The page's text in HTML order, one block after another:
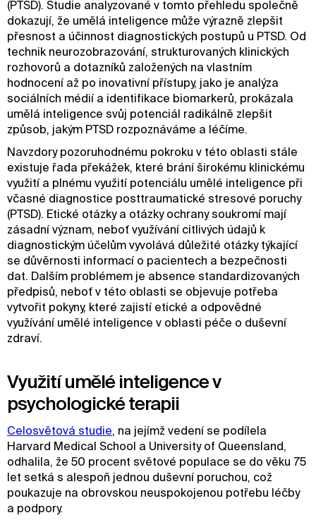
(PTSD). Studie analyzované v tomto přehledu společně
dokazují, že umělá inteligence může výrazně zlepšit
přesnost a účinnost diagnostických postupů u PTSD. Od
technik neurozobrazování, strukturovaných klinických
rozhovorů a dotazníků založených na vlastním
hodnocení až po inovativní přístupy, jako je analýza
sociálních médií a identifikace biomarkerů, prokázala
umělá inteligence svůj potenciál radikálně zlepšit
způsob, jakým PTSD rozpoznáváme a léčíme.
Navzdory pozoruhodnému pokroku v této oblasti stále
existuje řada překážek, které brání širokému klinickému
využití a plnému využití potenciálu umělé inteligence při
včasné diagnostice posttraumatické stresové poruchy
(PTSD). Etické otázky a otázky ochrany soukromí mají
zásadní význam, neboť využívání citlivých údajů k
diagnostickým účelům vyvolává důležité otázky týkající
se důvěrnosti informací o pacientech a bezpečnosti
dat. Dalším problémem je absence standardizovaných
předpisů, neboť v této oblasti se objevuje potřeba
vytvořit pokyny, které zajistí etické a odpovědné
využívání umělé inteligence v oblasti péče o duševní
zdraví.
Využití umělé inteligence v
psychologické terapii
Celosvětová studie, na jejímž vedení se podílela
Harvard Medical School a University of Queensland,
odhalila, že 50 procent světové populace se do věku 75
let setká s alespoň jednou duševní poruchou, což
poukazuje na obrovskou neuspokojenou potřebu léčby
a podpory.